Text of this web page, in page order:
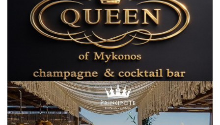
Local Elections 2023
Elections 2023
Γλώσσα